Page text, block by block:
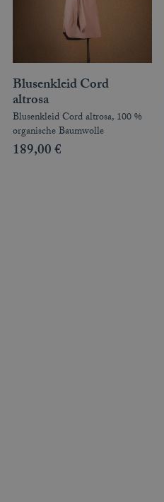
Blusenkleid Cord
altrosa
Blusenkleid Cord altrosa, 100 %
organische Baumwolle
189,00€